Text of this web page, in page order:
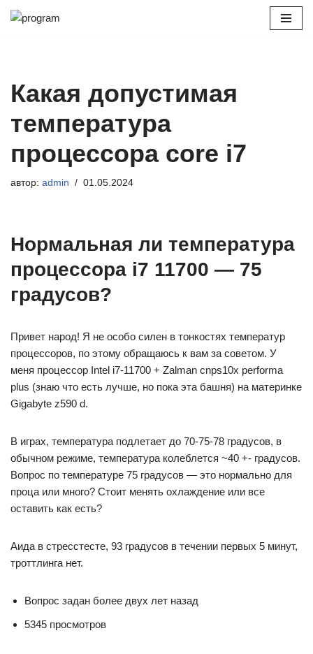
Какая допустимая
температура
процессора core i7
автор: admin 01.05.2024
Нормальная ли температура
процессора i7 11700 — 75
градусов?
Привет народ! Я не особо силен в тонкостях температур
процессоров, по этому обращаюсь к вам за советом. У
меня процессор Intel i7-11700 + Zalman cnps10x performa
plus (знаю что есть лучше, но пока эта башня) на материнке
Gigabyte z590 d.
В играх, температура подлетает до 70-75-78 градусов, в
обычном режиме, температура колеблется ~40 +- градусов.
Вопрос по температуре 75 градусов — это нормально для
проца или много? Стоит менять охлаждение или все
оставить как есть?
Аида в стресстесте, 93 градусов в течении первых 5 минут,
троттлинга нет.
Вопрос задан более двух лет назад
5345 просмотров